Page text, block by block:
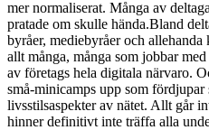
mer normaliserat. Många av
pratade om skulle hända.Bland
byråer, mediebyråer och
allt många, många som jobbar
av företags hela digitala närvaro.
små-minicamps upp som
livsstilsaspekter av nätet. Allt går
hinner definitivt inte träffa alla